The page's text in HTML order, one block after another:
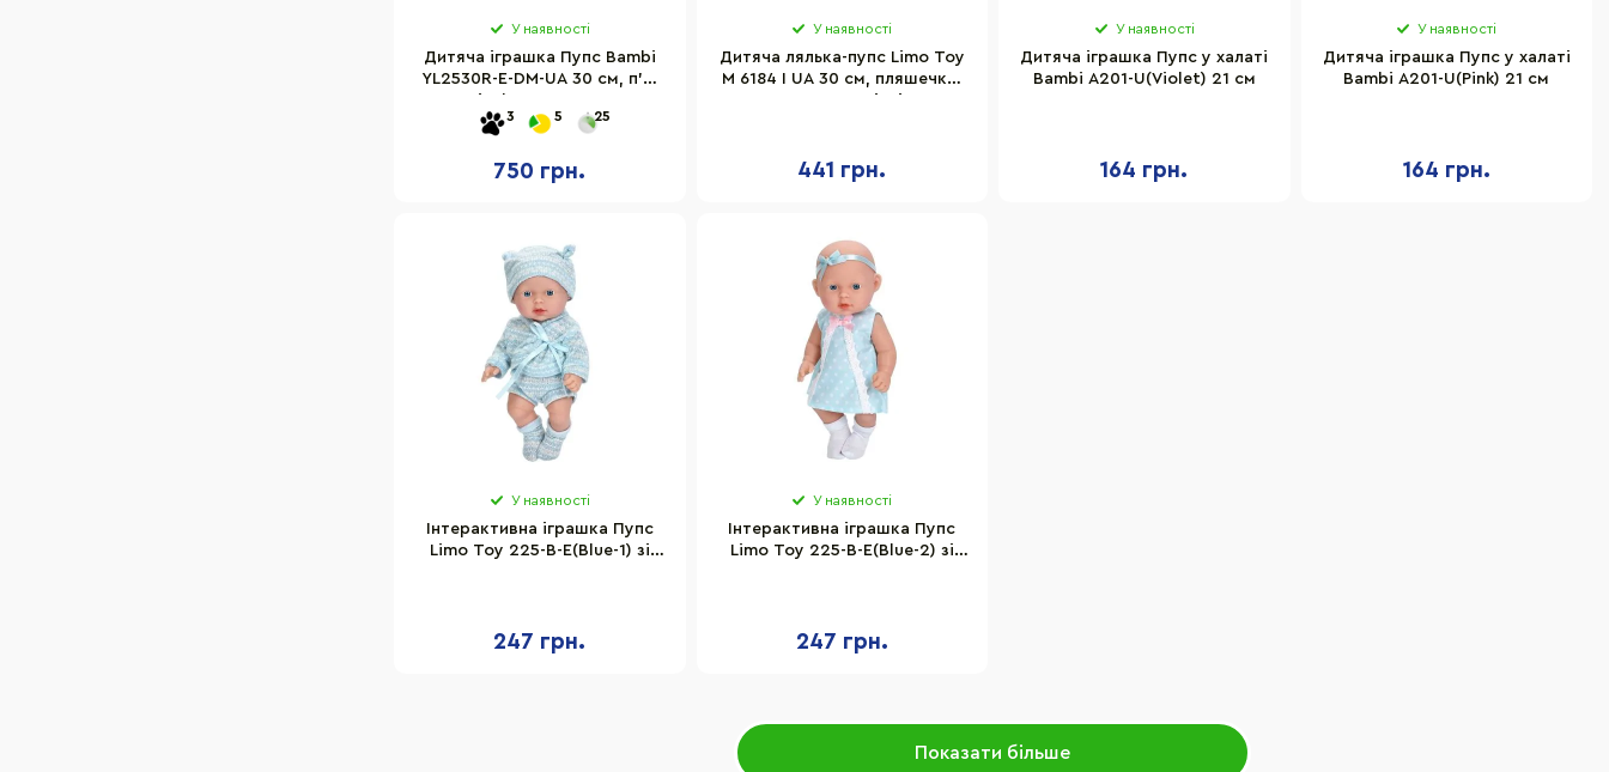
У наявності
Дитяча іграшка Пупс Bambi
YL2530R-E-DM-UA 30 см, п'є,
наборі
3 5 25
750 грн.
У наявності
Дитяча лялька-пупс Limo Toy
M 6184 I UA 30 см, пляшечка,
441 грн.
У наявності
Дитяча іграшка Пупс у халаті
Bambi A201-U(Violet) 21 см
164 грн.
У наявності
Дитяча іграшка Пупс у халаті
Bambi A201-U(Pink) 21 см
164 грн.
У наявності
Інтерактивна іграшка Пупс
Limo Toy 225-B-E(Blue-1) зі
247 грн.
У наявності
Інтерактивна іграшка Пупс
Limo Toy 225-B-E(Blue-2) зі
247 грн.
Показати більше